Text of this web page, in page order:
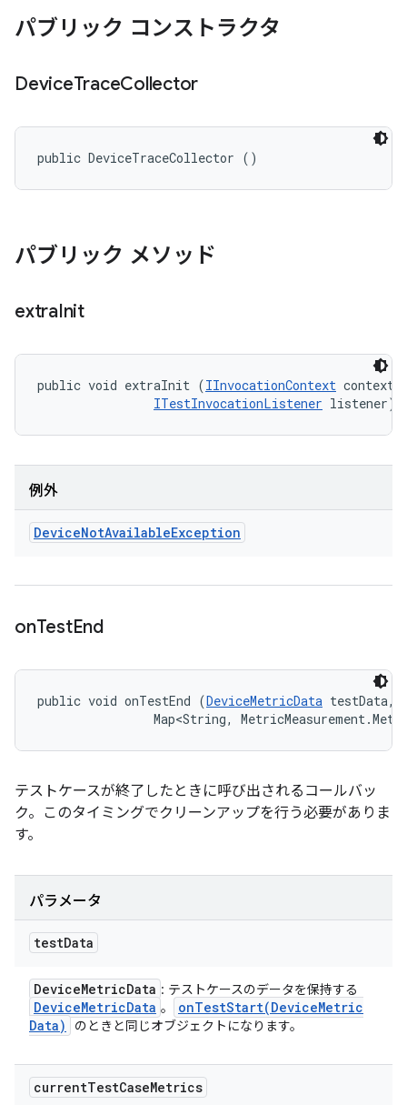
パブリック コンストラクタ
DeviceTraceCollector
public DeviceTraceCollector ()
パブリック メソッド
extraInit
public void extraInit (IInvocationContext
ITestInvocationListener listener)
例外
DeviceNotAvailableException
onTestEnd
public void onTestEnd (DeviceMetricData testData,
Map<String,
テストケースが終了したときに呼び出されるコールバッ
ク。このタイミングでクリーンアップを行う必要がありま
す。
パラメータ
testData
DeviceMetricData : テストケースのデータを保持する
DeviceMetricData 。 onTestStart(DeviceMetric
Data)
のときと同じオブジェクトになります。
currentTestCaseMetrics